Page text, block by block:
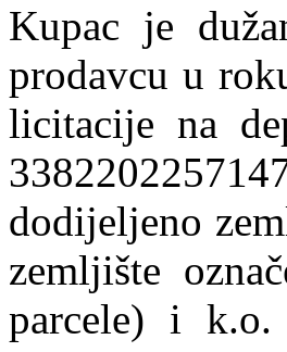
Kupac je
prodavcu u
licitacije na
dodijeljeno
zemljište
parcele) i k.o.